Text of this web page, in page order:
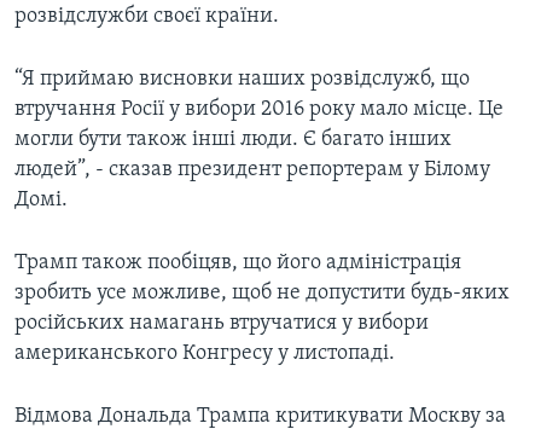
розвідслужби своєї країни.
“Я приймаю висновки наших розвідслужб, що
втручання Росії у вибори 2016 року мало місце. Це
могли бути також інші люди. Є багато інших
людей”, - сказав президент репортерам у Білому
Домі.
Трамп також пообіцяв, що його адміністрація
зробить усе можливе, щоб не допустити будь-яких
російських намагань втручатися у вибори
американського Конгресу у листопаді.
Відмова Дональда Трампа критикувати Москву за